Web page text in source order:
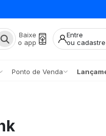
Baixe
o app
Entre
ou
Ponto de Venda